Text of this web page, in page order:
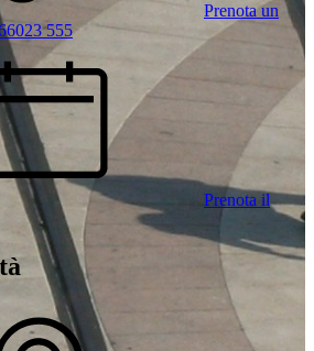
Prenota un
555
Prenota il